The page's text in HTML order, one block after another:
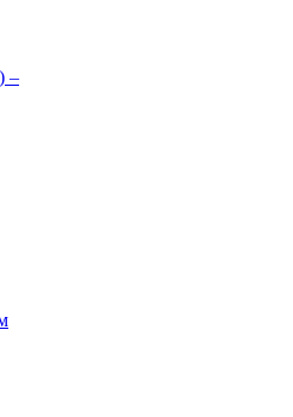
–